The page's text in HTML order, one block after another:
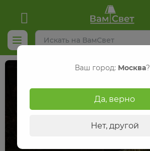
Ваш город: Москва?
Да, верно
Нет, другой